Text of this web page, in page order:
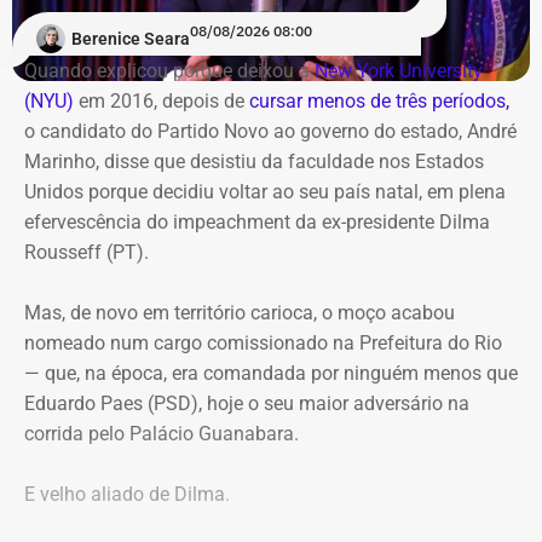
Laje do Muriaé’
O candidato termina o vídeo com um pedido aos
seguidores: “Agora faça esse vídeo chegar em Laje do
Muriaé”.
A estratégia coloca o pequeno município do Noroeste
Fluminense no centro de uma provocação eleitoral
incomum: ao invés de prometer levar recursos ou
simplesmente deixe de existir.
programação gratuita reúne shows, feira de
empreendedorismo, lançamentos de livros e debates
sobre carnaval e memória
O destaque musical fica por conta das apresentações de
Marina Iris e do tradicional grupo Terreiro de Crioulo, além
de homenagens emocionantes a Teresa Cristina, Milton
Manhães e ao mestre Candeia. A entrada é franca e com
classificação livre.
Berenice Seara08/08/2026 08:00
Quando explicou porque deixou aNew York University
(NYU) em 2016, depois de cursar menos de três períodos,
o candidato do Partido Novo ao governo do estado, André
Marinho, disse que desistiu da faculdade nos Estados
Unidos porque decidiu voltar ao seu país natal, em plena
efervescência do impeachment da ex-presidente Dilma
Rousseff (PT).
Mas, de novo em território carioca, o moço acabou
nomeado num cargo comissionado na Prefeitura do Rio
— que, na época, era comandada por ninguém menos que
Eduardo Paes (PSD), hoje o seu maior adversário na
corrida pelo Palácio Guanabara.
E velho aliado de Dilma.